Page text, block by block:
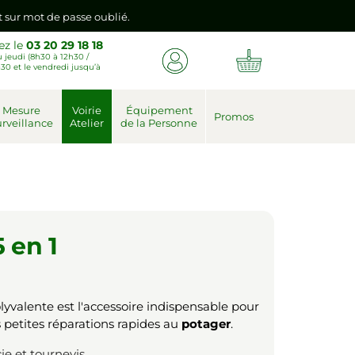
mot de passe oublié.
connexion vers votre nouvel espace client.
sur mot de passe oublié.
le03 20 29 18 18
jeudi (8h30 à 12h30 /
et le vendredi jusqu’à
Mesure
Voirie
Atelier
Équipement
de la Personne
Promos
1
est l'accessoire indispensable pour
réparations rapides au potager.